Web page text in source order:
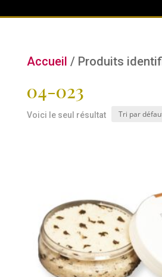
Accueil / Produits
04-023
Voici le seul résultat